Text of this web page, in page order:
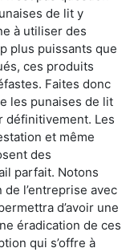
de lit y
à utiliser des
plus puissants que
ces produits
Faites donc
les punaises de lit
définitivement. Les
et même
des
parfait. Notons
l’entreprise avec
d’avoir une
éradication de ces
qui s’offre à